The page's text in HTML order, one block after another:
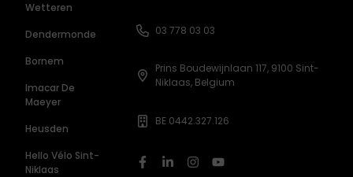
Wetteren
Dendermonde
Bornem
Imacar De
Maeyer
Heusden
Hello Vélo Sint-
Niklaas
03 778 03 03
Prins Boudewijnlaan 117, 9100 Sint-
Niklaas, Belgium
BE 0442.327.126